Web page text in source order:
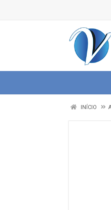
INÍCIO